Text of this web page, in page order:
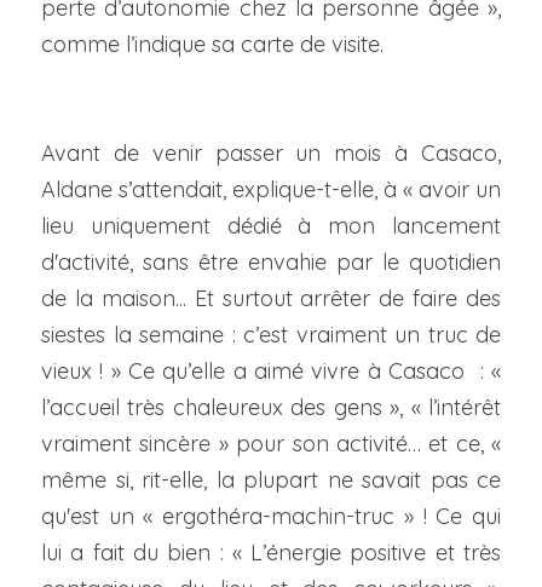
perte d’autonomie chez la personne âgée »,
comme l’indique sa carte de visite.
Avant de venir passer un mois à Casaco,
Aldane s’attendait, explique-t-elle, à « avoir un
lieu uniquement dédié à mon lancement
d'activité, sans être envahie par le quotidien
de la maison... Et surtout arrêter de faire des
siestes la semaine : c’est vraiment un truc de
vieux ! » Ce qu’elle a aimé vivre à Casaco  : «
l’accueil très chaleureux des gens », « l’intérêt
vraiment sincère » pour son activité… et ce, «
même si, rit-elle, la plupart ne savait pas ce
qu'est un « ergothéra-machin-truc » ! Ce qui
lui a fait du bien : « L’énergie positive et très